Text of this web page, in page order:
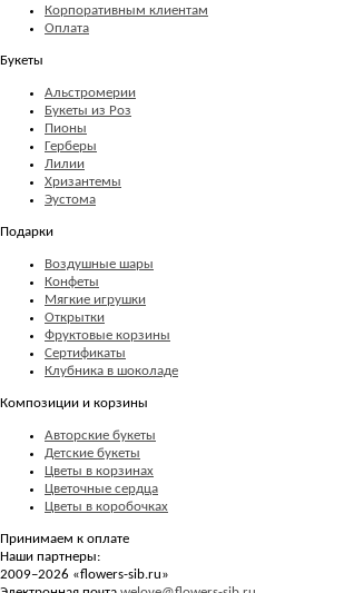
Корпоративным клиентам
Оплата
Букеты
Альстромерии
Букеты из Роз
Пионы
Герберы
Лилии
Хризантемы
Эустома
Подарки
Воздушные шары
Конфеты
Мягкие игрушки
Открытки
Фруктовые корзины
Сертификаты
Клубника в шоколаде
Композиции и корзины
Авторские букеты
Детские букеты
Цветы в корзинах
Цветочные сердца
Цветы в коробочках
Принимаем к оплате
Наши партнеры:
2009–2026 «flowers-sib.ru»